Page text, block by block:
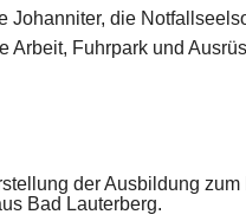
Johanniter, die
Arbeit, Fuhrpark und
der Ausbildung
Bad Lauterberg.